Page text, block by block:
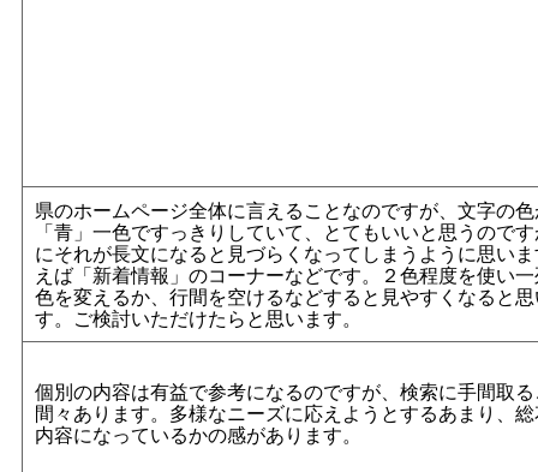
県のホームページ全体に言えることなのですが、文字の
「青」一色ですっきりしていて、とてもいいと思うので
にそれが長文になると見づらくなってしまうように思い
えば「新着情報」のコーナーなどです。２色程度を使い
色を変えるか、行間を空けるなどすると見やすくなると
す。ご検討いただけたらと思います。
個別の内容は有益で参考になるのですが、検索に手間取
間々あります。多様なニーズに応えようとするあまり、
内容になっているかの感があります。